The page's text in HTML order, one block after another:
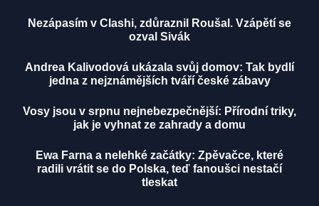
Nezápasím v Clashi, zdůraznil Roušal. Vzápětí se
ozval Sivák
Andrea Kalivodová ukázala svůj domov: Tak bydlí
jedna z nejznámějších tváří české zábavy
Vosy jsou v srpnu nejnebezpečnější: Přírodní triky,
jak je vyhnat ze zahrady a domu
Ewa Farna a nelehké začátky: Zpěvačce, které
radili vrátit se do Polska, teď fanoušci nestačí
tleskat